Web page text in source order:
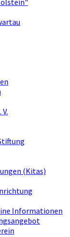
(Kitas)
Informationen